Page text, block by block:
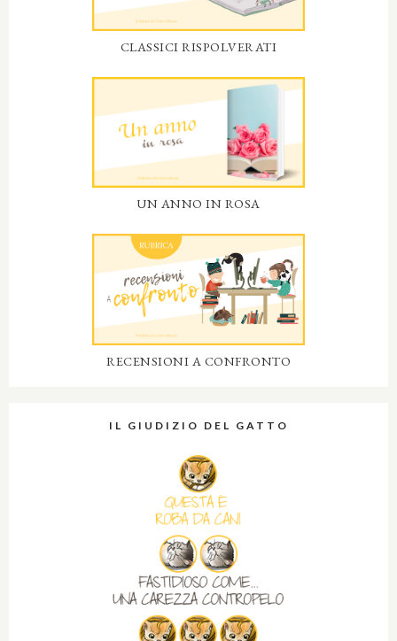
CLASSICI RISPOLVERATI
UN ANNO IN ROSA
RECENSIONI A CONFRONTO
IL GIUDIZIO DEL GATTO